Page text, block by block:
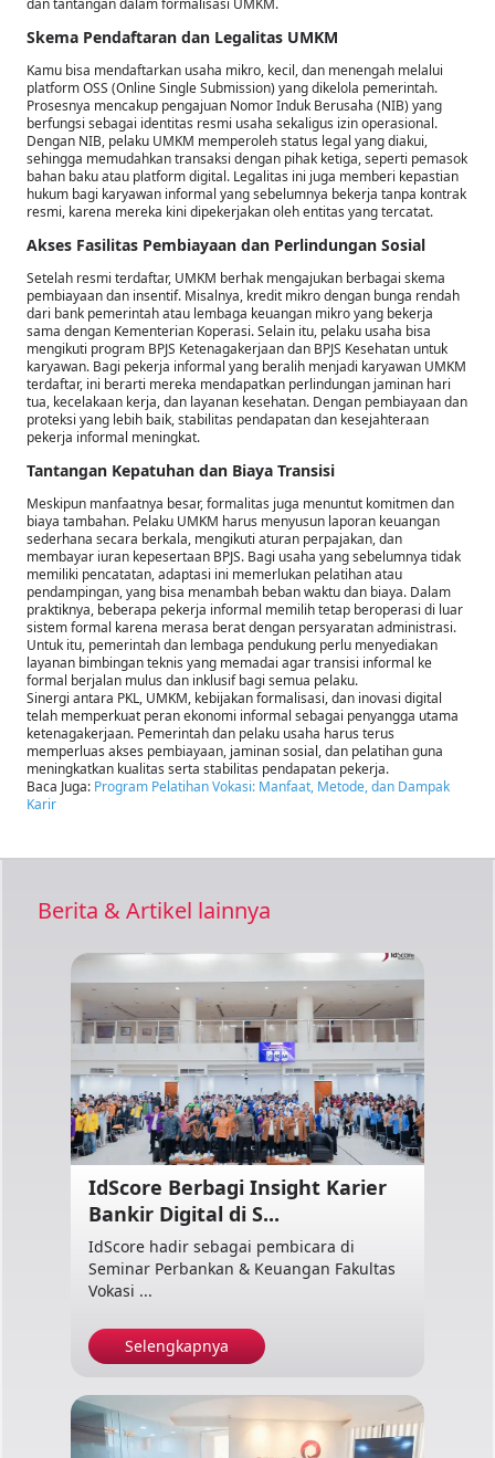
dan tantangan dalam formalisasi UMKM.
Skema Pendaftaran dan Legalitas UMKM
Kamu bisa mendaftarkan usaha mikro, kecil, dan menengah melalui
platform OSS (Online Single Submission) yang dikelola pemerintah.
Prosesnya mencakup pengajuan Nomor Induk Berusaha (NIB) yang
berfungsi sebagai identitas resmi usaha sekaligus izin operasional.
Dengan NIB, pelaku UMKM memperoleh status legal yang diakui,
sehingga memudahkan transaksi dengan pihak ketiga, seperti pemasok
bahan baku atau platform digital. Legalitas ini juga memberi kepastian
hukum bagi karyawan informal yang sebelumnya bekerja tanpa kontrak
resmi, karena mereka kini dipekerjakan oleh entitas yang tercatat.
Akses Fasilitas Pembiayaan dan Perlindungan Sosial
Setelah resmi terdaftar, UMKM berhak mengajukan berbagai skema
pembiayaan dan insentif. Misalnya, kredit mikro dengan bunga rendah
dari bank pemerintah atau lembaga keuangan mikro yang bekerja
sama dengan Kementerian Koperasi. Selain itu, pelaku usaha bisa
mengikuti program BPJS Ketenagakerjaan dan BPJS Kesehatan untuk
karyawan. Bagi pekerja informal yang beralih menjadi karyawan UMKM
terdaftar, ini berarti mereka mendapatkan perlindungan jaminan hari
tua, kecelakaan kerja, dan layanan kesehatan. Dengan pembiayaan dan
proteksi yang lebih baik, stabilitas pendapatan dan kesejahteraan
pekerja informal meningkat.
Tantangan Kepatuhan dan Biaya Transisi
Meskipun manfaatnya besar, formalitas juga menuntut komitmen dan
biaya tambahan. Pelaku UMKM harus menyusun laporan keuangan
sederhana secara berkala, mengikuti aturan perpajakan, dan
membayar iuran kepesertaan BPJS. Bagi usaha yang sebelumnya tidak
memiliki pencatatan, adaptasi ini memerlukan pelatihan atau
pendampingan, yang bisa menambah beban waktu dan biaya. Dalam
praktiknya, beberapa pekerja informal memilih tetap beroperasi di luar
sistem formal karena merasa berat dengan persyaratan administrasi.
Untuk itu, pemerintah dan lembaga pendukung perlu menyediakan
layanan bimbingan teknis yang memadai agar transisi informal ke
formal berjalan mulus dan inklusif bagi semua pelaku.
Sinergi antara PKL, UMKM, kebijakan formalisasi, dan inovasi digital
telah memperkuat peran ekonomi informal sebagai penyangga utama
ketenagakerjaan. Pemerintah dan pelaku usaha harus terus
memperluas akses pembiayaan, jaminan sosial, dan pelatihan guna
meningkatkan kualitas serta stabilitas pendapatan pekerja.
Baca Juga: Program Pelatihan Vokasi: Manfaat, Metode, dan Dampak
Karir
Berita & Artikel lainnya
IdScore Berbagi Insight Karier
Bankir Digital di S...
IdScore hadir sebagai pembicara di
Seminar Perbankan & Keuangan Fakultas
Vokasi ...
Selengkapnya